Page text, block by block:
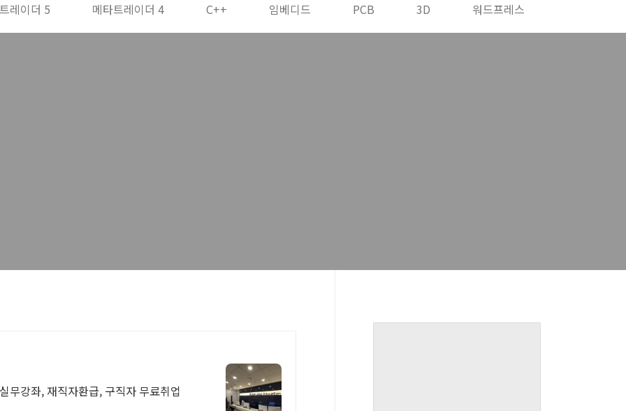
레이더 5 메타트레이더 4 C++ 임베디드 PCB 3D 워드프레스
무강좌, 재직자환급, 구직자 무료취업